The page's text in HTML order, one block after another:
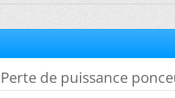
Perte de puissance